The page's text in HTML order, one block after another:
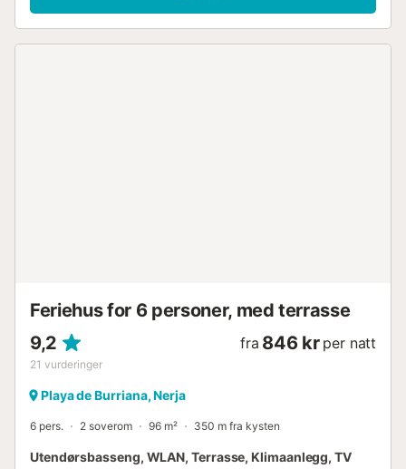
Feriehus for 6 personer, med terrasse
9,2
21 vurderinger
fra 846 kr per natt
Playa de Burriana, Nerja
6 pers. 2 soverom 96 m² 350 m fra kysten
Utendørsbasseng, WLAN, Terrasse, Klimaanlegg, TV